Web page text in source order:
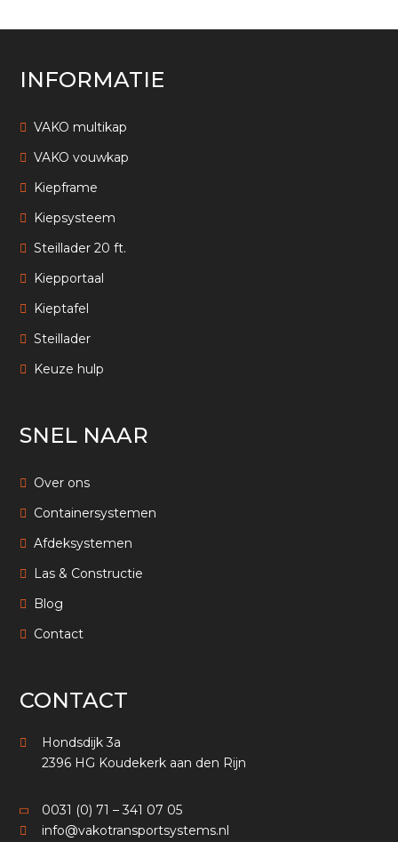
INFORMATIE
VAKO multikap
VAKO vouwkap
Kiepframe
Kiepsysteem
Steillader 20 ft.
Kiepportaal
Kieptafel
Steillader
Keuze hulp
SNEL NAAR
Over ons
Containersystemen
Afdeksystemen
Las & Constructie
Blog
Contact
CONTACT
Hondsdijk 3a
2396 HG Koudekerk aan den Rijn
0031 (0) 71 – 341 07 05
info@vakotransportsystems.nl